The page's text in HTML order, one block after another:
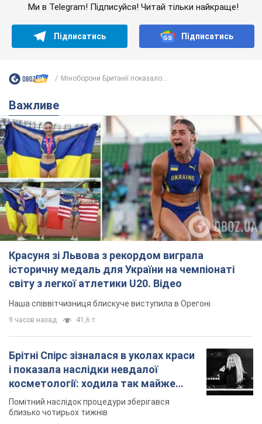
Ми в Telegram! Підписуйся! Читай тільки найкраще!
Підписатись Підписатись
Міноборони Британії показало...
Важливе
Красуня зі Львова з рекордом виграла
історичну медаль для України на чемпіонаті
світу з легкої атлетики U20. Відео
Наша співвітчизниця блискуче виступила в Орегоні
9 часов назад 41,6 т.
Брітні Спірс зізналася в уколах краси
і показала наслідки невдалої
косметології: ходила так майже
місяць
Помітний наслідок процедури зберігався
близько чотирьох тижнів